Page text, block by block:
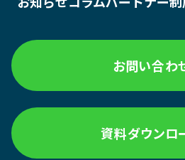
お問い合わ
資料ダウンロ